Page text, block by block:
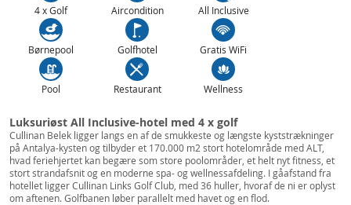
4 x Golf Aircondition All Inclusive
Børnepool Golfhotel Gratis WiFi
Pool Restaurant Wellness
Luksuriøst All Inclusive-hotel med 4 x golf
Cullinan Belek ligger langs en af de smukkeste og længste kyststrækninger
på Antalya-kysten og tilbyder et 170.000 m2 stort hotelområde med ALT,
hvad feriehjertet kan begære som store poolområder, et helt nyt fitness, et
stort strandafsnit og en moderne spa- og wellnessafdeling. I gåafstand fra
hotellet ligger Cullinan Links Golf Club, med 36 huller, hvoraf de ni er oplyst
om aftenen. Golfbanen løber parallelt med havet og en flod.